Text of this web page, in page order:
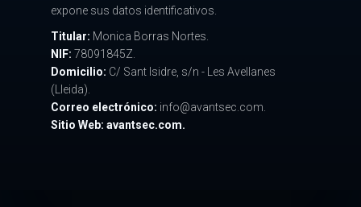
expone sus datos identificativos.
Titular: Monica Borras Nortes.
NIF: 78091845Z.
Domicilio: C/ Sant Isidre, s/n - Les Avellanes
(Lleida).
Correo electrónico: info@avantsec.com.
Sitio Web: avantsec.com.